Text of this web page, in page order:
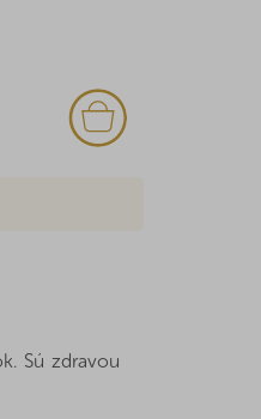
Sú zdravou